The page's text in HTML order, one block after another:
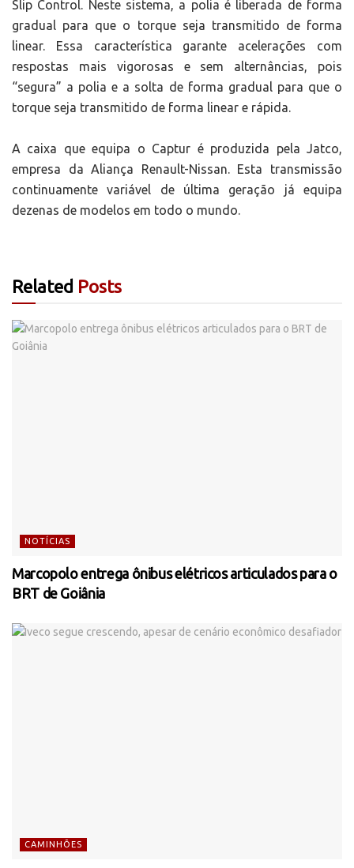
Slip Control. Neste sistema, a polia é liberada de forma
gradual para que o torque seja transmitido de forma
linear. Essa característica garante acelerações com
respostas mais vigorosas e sem alternâncias, pois
“segura” a polia e a solta de forma gradual para que o
torque seja transmitido de forma linear e rápida.
A caixa que equipa o Captur é produzida pela Jatco,
empresa da Aliança Renault-Nissan. Esta transmissão
continuamente variável de última geração já equipa
dezenas de modelos em todo o mundo.
Related Posts
NOTÍCIAS
Marcopolo entrega ônibus elétricos articulados para o
BRT de Goiânia
CAMINHÕES